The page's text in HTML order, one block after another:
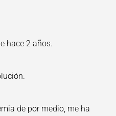
hace 2 años.
de por medio, me ha